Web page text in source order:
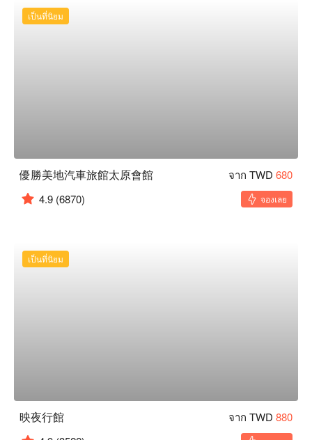
เป็นที่นิยม
優勝美地汽車旅館太原會館 จาก TWD 680
4.9 (6870) จองเลย
เป็นที่นิยม
映夜行館 จาก TWD 880